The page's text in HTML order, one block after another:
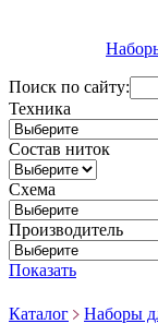
Поиск по сайту:
Техника
Состав ниток
Схема
Производитель
Показать
Каталог Наборы